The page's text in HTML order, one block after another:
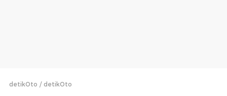
detikOto detikOto